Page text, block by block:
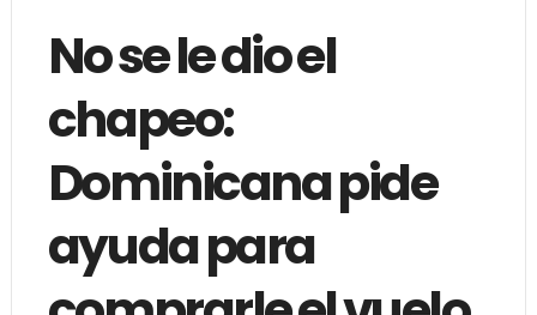
No se le dio el
chapeo:
Dominicana pide
ayuda para